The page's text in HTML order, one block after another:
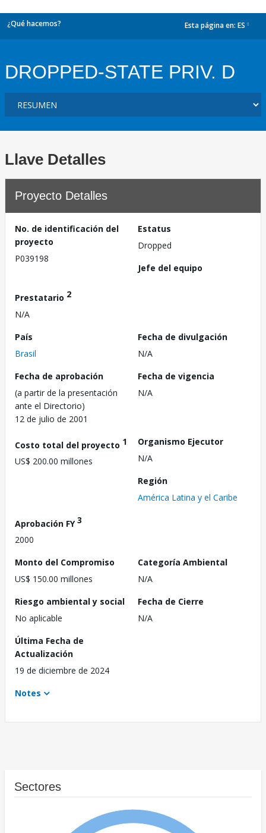
¿Qué hacemos? Esta página en: ES
DROPPED-STATE PRIV. D
Llave Detalles
Proyecto Detalles
No. de identificación del
proyecto
P039198
Estatus
Dropped
Jefe del equipo
Prestatario 2
N/A
País
Brasil
Fecha de divulgación
N/A
Fecha de aprobación
(a partir de la presentación
ante el Directorio)
12 de julio de 2001
Fecha de vigencia
N/A
Costo total del proyecto 1
US$ 200.00 millones
Organismo Ejecutor
N/A
Región
América Latina y el Caribe
Aprobación FY3
2000
Monto del Compromiso
US$ 150.00 millones
Categoría Ambiental
N/A
Riesgo ambiental y social
No aplicable
Fecha de Cierre
N/A
Última Fecha de
Actualización
19 de diciembre de 2024
Notes
Sectores